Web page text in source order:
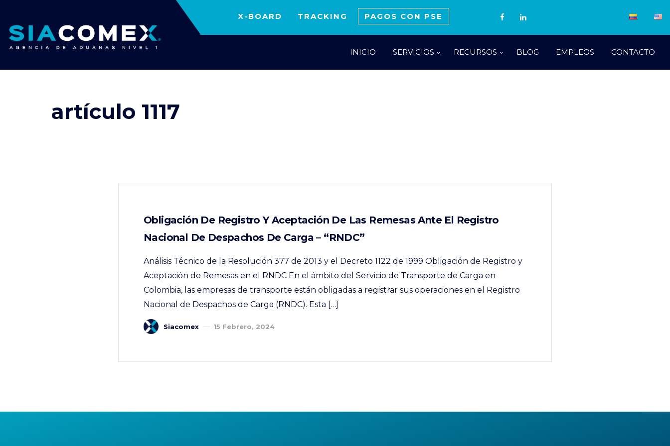
X-BOARD TRACKING PAGOS CON PSE
INICIO SERVICIOS RECURSOS BLOG EMPLEOS CONTACTO
artículo 1117
Obligación De Registro Y Aceptación De Las Remesas Ante El Registro
Nacional De Despachos De Carga – “RNDC”
Análisis Técnico de la Resolución 377 de 2013 y el Decreto 1122 de 1999 Obligación de Registro y
Aceptación de Remesas en el RNDC En el ámbito del Servicio de Transporte de Carga en
Colombia, las empresas de transporte están obligadas a registrar sus operaciones en el Registro
Nacional de Despachos de Carga (RNDC). Esta […]
Siacomex 15 Febrero, 2024